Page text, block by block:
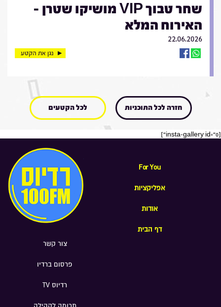
שחר טבוך VIP מושיקו שטרן -
האירוח המלא
22.06.2026
נגן את הקטע
חזרה לכל התוכניות לכל הקטעים
[insta-gallery id="0"]
For You
אפליקציות
אודות
דף הבית
צור קשר
פרסום ברדיו
רדיוס TV